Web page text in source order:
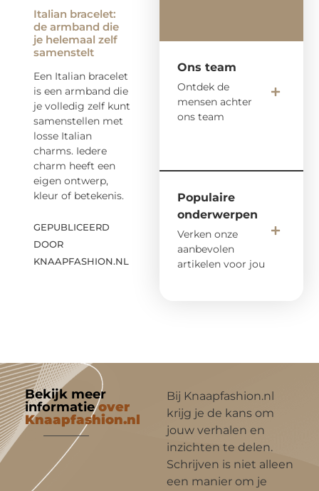
Italian bracelet:
de armband die
je helemaal zelf
samenstelt
Een Italian bracelet
is een armband die
je volledig zelf kunt
samenstellen met
losse Italian
charms. Iedere
charm heeft een
eigen ontwerp,
kleur of betekenis.
GEPUBLICEERD
DOOR
KNAAPFASHION.NL
Ons team
Ontdek de
mensen achter
ons team
Populaire
onderwerpen
Verken onze
aanbevolen
artikelen voor jou
Bekijk meer
informatieover
Knaapfashion.nl
Bij Knaapfashion.nl
krijg je de kans om
jouw verhalen en
inzichten te delen.
Schrijven is niet alleen
een manier om je